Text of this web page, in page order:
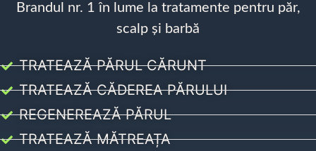
Brandul nr. 1 în lume la tratamente pentru păr,
scalp și barbă
TRATEAZĂ PĂRUL CĂRUNT
TRATEAZĂ CĂDEREA PĂRULUI
REGENEREAZĂ PĂRUL
TRATEAZĂ MĂTREAȚA